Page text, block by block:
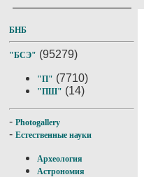
БНБ
"БСЭ" (95279)
"П" (7710)
"ПШ" (14)
- Photogallery
- Естественные науки
Археология
Астрономия